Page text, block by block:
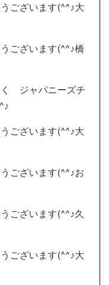
ございます(^^♪大
ございます(^^♪橋
く ジャパニーズチ
ございます(^^♪大
ございます(^^♪お
ございます(^^♪久
ございます(^^♪大